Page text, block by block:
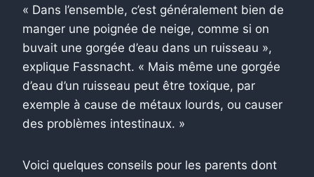
« Dans l’ensemble, c’est généralement bien de
manger une poignée de neige, comme si on
buvait une gorgée d’eau dans un ruisseau »,
explique Fassnacht. « Mais même une gorgée
d’eau d’un ruisseau peut être toxique, par
exemple à cause de métaux lourds, ou causer
des problèmes intestinaux. »
Voici quelques conseils pour les parents dont